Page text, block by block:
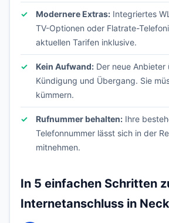
Modernere Extras: Integriertes
TV-Optionen oder Flatrate-
aktuellen Tarifen inklusive.
Kein Aufwand: Der neue Anbieter
Kündigung und Übergang. Sie
kümmern.
Rufnummer behalten: Ihre
Telefonnummer lässt sich in der
mitnehmen.
In 5 einfachen Schritten
Internetanschluss in